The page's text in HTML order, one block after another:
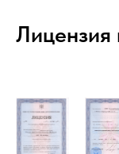
Лицензия